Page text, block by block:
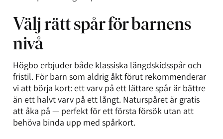
Välj rätt spår för barnens
nivå
Högbo erbjuder både klassiska längdskidsspår och
fristil. För barn som aldrig åkt förut rekommenderar
vi att börja kort: ett varv på ett lättare spår är bättre
än ett halvt varv på ett långt. Naturspåret är gratis
att åka på — perfekt för ett första försök utan att
behöva binda upp med spårkort.